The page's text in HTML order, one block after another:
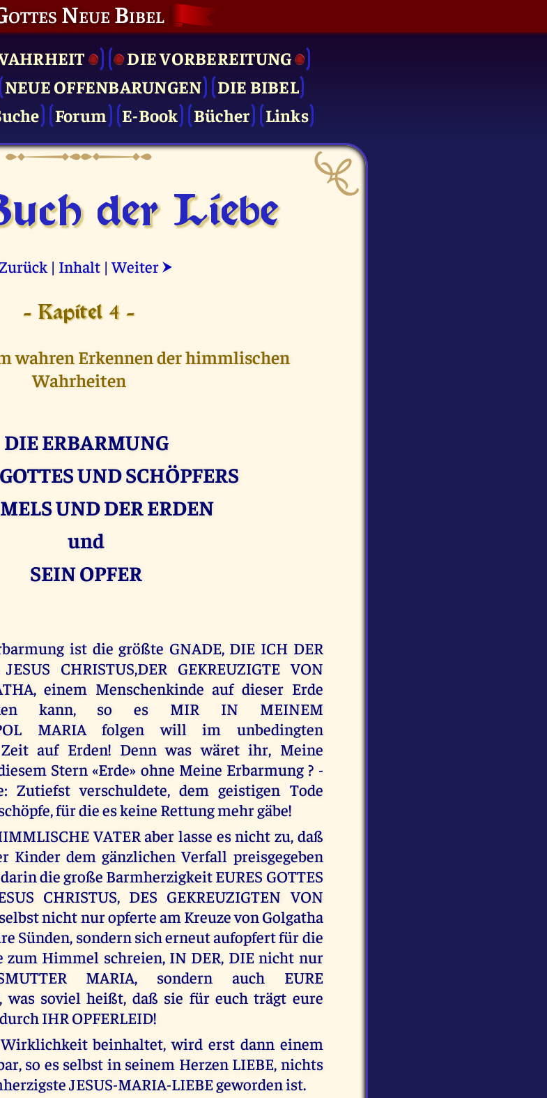
Neue Bibel
DIE VOR­BEREITUNG
NEUE OFFENBARUNGEN
DIE BIBEL
Forum E-Book Bücher Links
der Liebe
| Inhalt |Weiter ⮞
- Kapitel 4 -
wahren Erkennen der himmlischen
Wahrheiten
DIE ERBARMUNG
UND SCHÖPFERS
UND DER ERDEN
und
SEIN OPFER
ist die größte GNADE, DIE ICH DER
JESUS CHRISTUS,DER GEKREUZIGTE VON
einem Menschenkinde auf dieser Erde
kann, so es MIR IN MEINEM
MARIA folgen will im unbedingten
auf Erden! Denn was wäret ihr, Meine
Stern «Erde» ohne Meine Erbarmung ? -
Zutiefst verschuldete, dem geistigen Tode
für die es keine Rettung mehr gäbe!
VATER aber lasse es nicht zu, daß
Kinder dem gänzlichen Verfall preisgegeben
die große Barmherzigkeit EURES GOTTES
CHRISTUS, DES GEKREUZIGTEN VON
nicht nur opferte am Kreuze von Golgatha
Sünden, sondern sich erneut aufopfert für die
zum Himmel schreien, IN DER, DIE nicht nur
MARIA, sondern auch EURE
was soviel heißt, daß sie für euch trägt eure
IHR OPFERLEID!
beinhaltet, wird erst dann einem
so es selbst in seinem Herzen LIEBE, nichts
JESUS-MARIA-LIEBE geworden ist.